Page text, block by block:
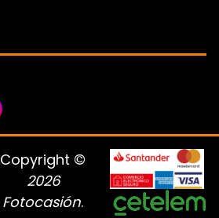
Copyright ©
2026
Fotocasión.